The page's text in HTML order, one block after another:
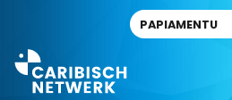
PAPIAMENTU